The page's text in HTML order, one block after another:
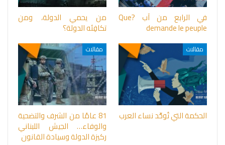
في الرابع من آب ?Que
demande le peuple
من يحمي الدولة، ومن
تكافِئه الدولة؟
مقالات
الحكمة التي تُوحِّد نساء العرب
مقالات
81 عامًا من الشرف والتضحية
والوفاء… الجيش اللبناني
ركيزة الدولة وسيادة القانون